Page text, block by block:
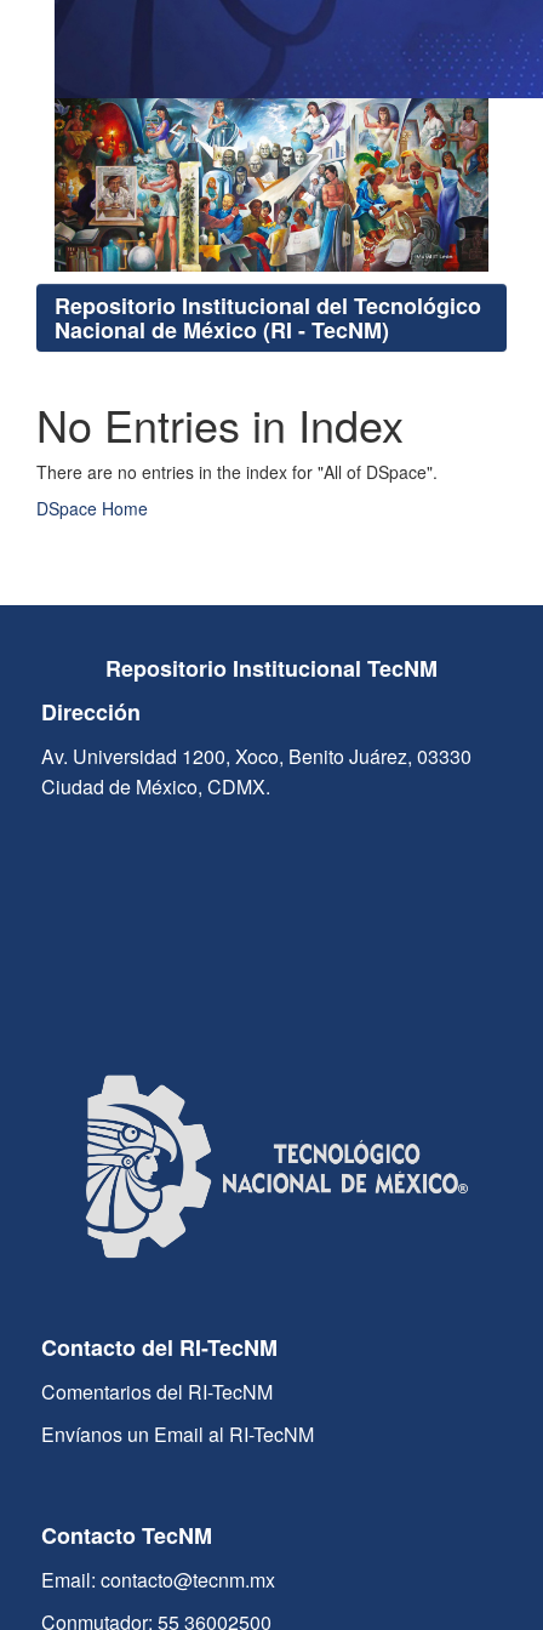
Repositorio Institucional del Tecnológico
Nacional de México (RI - TecNM)
No Entries in Index
There are no entries in the index for "All of DSpace".
DSpace Home
Repositorio Institucional TecNM
Dirección
Av. Universidad 1200, Xoco, Benito Juárez, 03330
Ciudad de México, CDMX.
Contacto del RI-TecNM
Comentarios del RI-TecNM
Envíanos un Email al RI-TecNM
Contacto TecNM
Email: contacto@tecnm.mx
Conmutador: 55 36002500